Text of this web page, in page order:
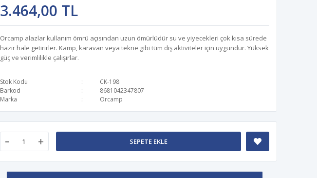
3.464,00 TL
Orcamp alazlar kullanım ömrü açısından uzun ömürlüdür su ve yiyecekleri çok kısa sürede
hazır hale getirirler. Kamp, karavan veya tekne gibi tüm dış aktiviteler için uygundur. Yüksek
güç ve verimlilikle çalışırlar.
Stok Kodu
CK-198
Barkod
8681042347807
Marka
Orcamp
- + SEPETE EKLE